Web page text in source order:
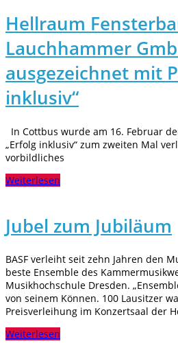
Hellraum
Lauchhammer
ausgezeichnet mit
inklusiv“
In Cottbus wurde am 16. Februar
„Erfolg inklusiv“ zum zweiten Mal
vorbildliches
Weiterlesen
Jubel zum Jubiläum
BASF verleiht seit zehn Jahren den
beste Ensemble des
Musikhochschule Dresden.
von seinem Können. 100 Lausitzer
Preisverleihung im Konzertsaal der
Weiterlesen